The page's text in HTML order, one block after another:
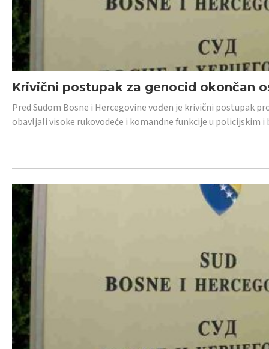
Krivični postupak za genocid okončan
Pred Sudom Bosne i Hercegovine vođen je krivični postupak
obavljali visoke rukovodeće i komandne funkcije u policijskim